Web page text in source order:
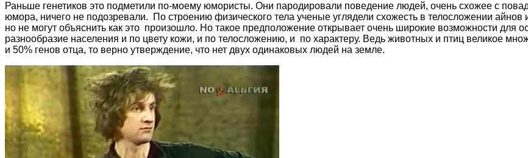
Раньше генетиков это подметили по-моему юмористы. Они пародировали поведение людей, очень схожее с
юмора, ничего не подозревали. По строению физического тела ученые углядели схожесть в телосложении
но не могут объяснить как это произошло. Но такое предположение открывает очень широкие возможности для
разнообразие населения и по цвету кожи, и по телосложению, и по характеру. Ведь животных и птиц великое
и 50% генов отца, то верно утверждение, что нет двух одинаковых людей на земле.